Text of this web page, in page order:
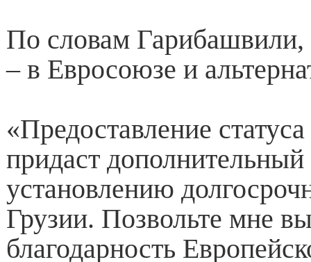
По словам Гарибашвили,
– в Евросоюзе и
«Предоставление
придаст
установлению
Грузии. Позвольте мне
благодарность